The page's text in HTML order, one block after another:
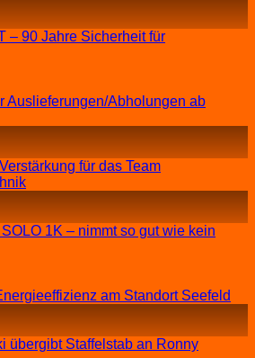
– 90 Jahre Sicherheit für
Auslieferungen/Abholungen ab
für das Team
1K – nimmt so gut wie kein
am Standort Seefeld
übergibt Staffelstab an Ronny